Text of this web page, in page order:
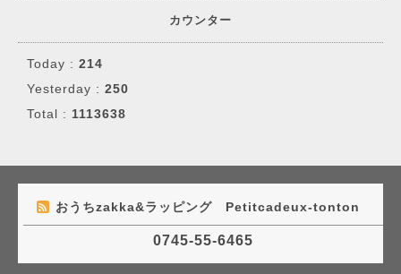
カウンター
Today : 214
Yesterday : 250
Total : 1113638
おうちzakka&ラッピング Petitcadeux-tonton
0745-55-6465